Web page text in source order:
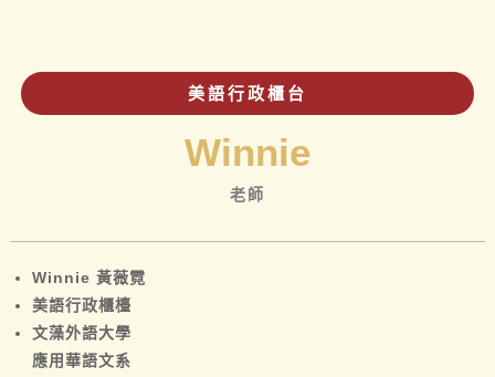
美語行政櫃台
Winnie
老師
Winnie 黃薇霓
美語行政櫃檯
文藻外語大學
應用華語文系